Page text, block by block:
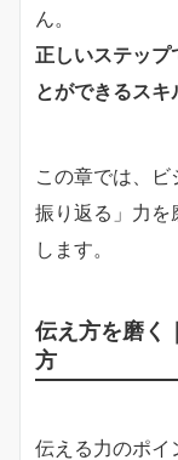
ん。
正しいステップ
とができるスキ
この章では、ビ
振り返る」力を
します。
伝え方を磨く
方
伝える力のポイ